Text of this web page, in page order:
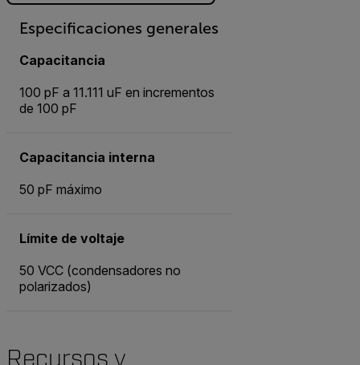
Especificaciones generales
Capacitancia
100 pF a 11.111 uF en incrementos
de 100 pF
Capacitancia interna
50 pF máximo
Límite de voltaje
50 VCC (condensadores no
polarizados)
Recursos y